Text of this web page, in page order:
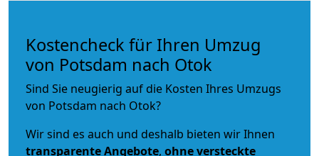
Kostencheck für Ihren Umzug
von Potsdam nach Otok
Sind Sie neugierig auf die Kosten Ihres Umzugs
von Potsdam nach Otok?
Wir sind es auch und deshalb bieten wir Ihnen
transparente Angebote, ohne versteckte